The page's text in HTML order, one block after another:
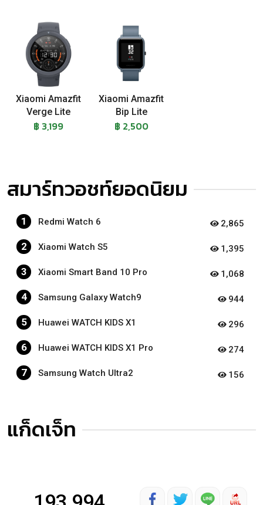
Xiaomi Amazfit
Verge Lite
฿ 3,199
Xiaomi Amazfit
Bip Lite
฿ 2,500
สมาร์ทวอชท์ยอดนิยม
1 Redmi Watch 6 2,865
2 Xiaomi Watch S5 1,395
3 Xiaomi Smart Band 10 Pro 1,068
4 Samsung Galaxy Watch9 944
5 Huawei WATCH KIDS X1 296
6 Huawei WATCH KIDS X1 Pro 274
7 Samsung Watch Ultra2 156
แก็ดเจ็ท